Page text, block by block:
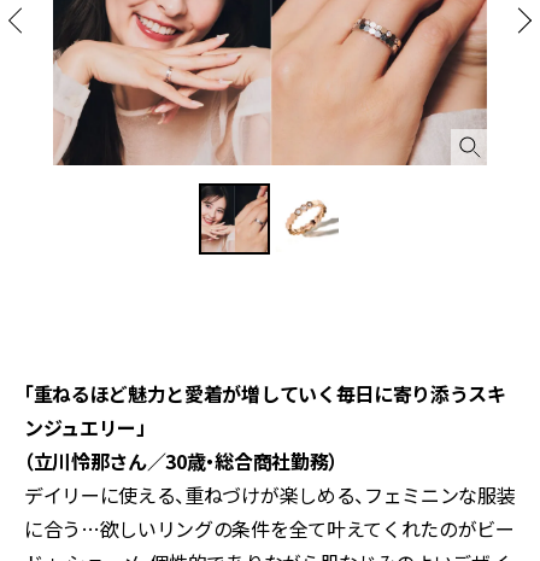
「重ねるほど魅力と愛着が増していく毎日に寄り添うスキ
ンジュエリー」
（立川怜那さん／30歳・総合商社勤務）
デイリーに使える、重ねづけが楽しめる、フェミニンな服装
に合う…欲しいリングの条件を全て叶えてくれたのがビー